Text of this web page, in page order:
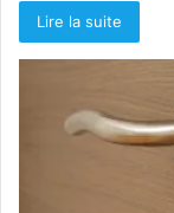
Lire la suite